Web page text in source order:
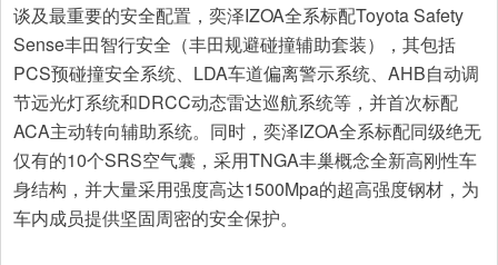
谈及最重要的安全配置，奕泽IZOA全系标配Toyota Safety
Sense丰田智行安全（丰田规避碰撞辅助套装），其包括
PCS预碰撞安全系统、LDA车道偏离警示系统、AHB自动调
节远光灯系统和DRCC动态雷达巡航系统等，并首次标配
ACA主动转向辅助系统。同时，奕泽IZOA全系标配同级绝无
仅有的10个SRS空气囊，采用TNGA丰巢概念全新高刚性车
身结构，并大量采用强度高达1500Mpa的超高强度钢材，为
车内成员提供坚固周密的安全保护。